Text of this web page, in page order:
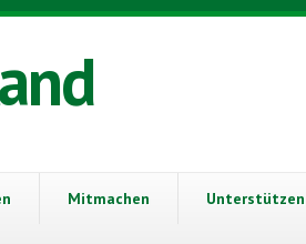
Mitmachen Unterstützen